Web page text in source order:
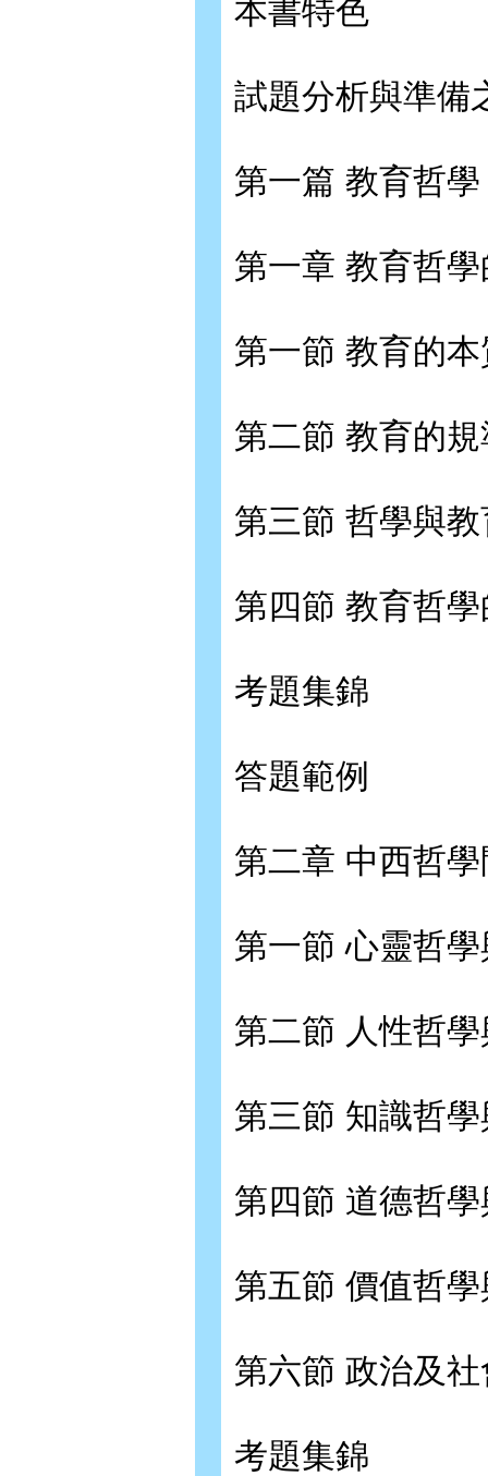
本書特色
試題分析與準備
第一篇 教育哲學
第一章 教育哲
第一節 教育的
第二節 教育的規
第三節 哲學與
第四節 教育哲
考題集錦
答題範例
第二章 中西哲
第一節 心靈哲
第二節 人性哲
第三節 知識哲
第四節 道德哲
第五節 價值哲
第六節 政治及
考題集錦